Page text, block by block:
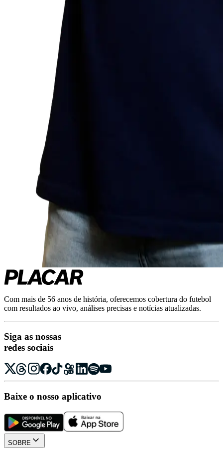
Com mais de 56 anos de história, oferecemos cobertura do futebol
com resultados ao vivo, análises precisas e notícias atualizadas.
Siga as nossas
redes sociais
Baixe o nosso aplicativo
SOBRE